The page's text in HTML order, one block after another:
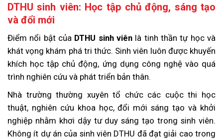
DTHU sinh viên: Học tập chủ động, sáng tạo
và đổi mới
Điểm nổi bật của DTHU sinh viên là tinh thần tự học và
khát vọng khám phá tri thức. Sinh viên luôn được khuyến
khích học tập chủ động, ứng dụng công nghệ vào quá
trình nghiên cứu và phát triển bản thân.
Nhà trường thường xuyên tổ chức các cuộc thi học
thuật, nghiên cứu khoa học, đổi mới sáng tạo và khởi
nghiệp nhằm khơi dậy tư duy sáng tạo trong sinh viên.
Không ít dự án của sinh viên DTHU đã đạt giải cao trong